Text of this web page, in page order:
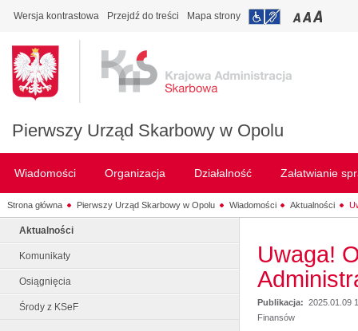
Wersja kontrastowa Przejdź do treści Mapa strony
Pierwszy Urząd Skarbowy w Opolu
Wiadomości Organizacja Działalność Załatwianie
Strona główna Pierwszy Urząd Skarbowy w Opolu Wiadomości Aktualności
Aktualności
Komunikaty
Osiągnięcia
Środy z KSeF
Uwaga!
Publikacja: 2025.01.09
Finansów